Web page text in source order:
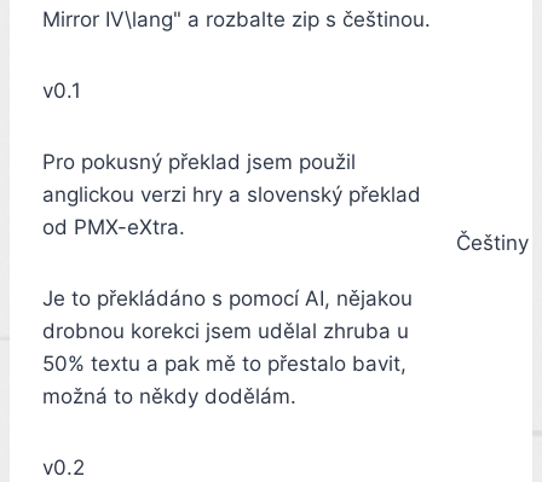
Mirror IV\lang" a rozbalte zip s češtinou.
v0.1
Pro pokusný překlad jsem použil
anglickou verzi hry a slovenský překlad
od PMX-eXtra.
Je to překládáno s pomocí AI, nějakou
drobnou korekci jsem udělal zhruba u
50% textu a pak mě to přestalo bavit,
možná to někdy dodělám.
v0.2
Češtiny